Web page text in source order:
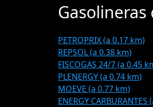
Gasolineras
PETROPRIX (a 0.17 km)
REPSOL (a 0.38 km)
FISCOGAS 24/7 (a 0.45
PLENERGY (a 0.74 km)
MOEVE (a 0.77 km)
ENERGY